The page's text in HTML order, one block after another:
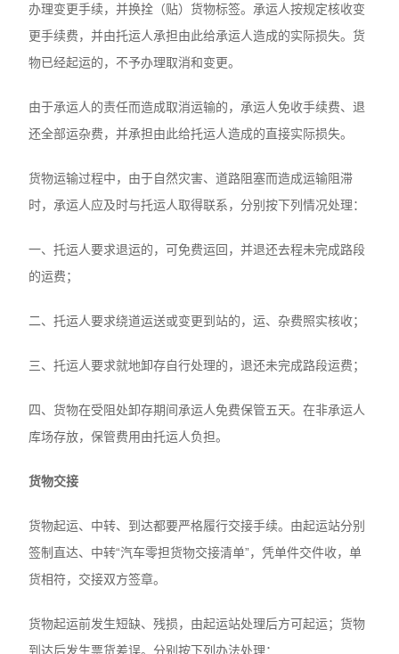
办理变更手续，并换拴（贴）货物标签。承运人按规定核收变
更手续费，并由托运人承担由此给承运人造成的实际损失。货
物已经起运的，不予办理取消和变更。
由于承运人的责任而造成取消运输的，承运人免收手续费、退
还全部运杂费，并承担由此给托运人造成的直接实际损失。
货物运输过程中，由于自然灾害、道路阻塞而造成运输阻滞
时，承运人应及时与托运人取得联系，分别按下列情况处理：
一、托运人要求退运的，可免费运回，并退还去程未完成路段
的运费；
二、托运人要求绕道运送或变更到站的，运、杂费照实核收；
三、托运人要求就地卸存自行处理的，退还未完成路段运费；
四、货物在受阻处卸存期间承运人免费保管五天。在非承运人
库场存放，保管费用由托运人负担。
货物交接
货物起运、中转、到达都要严格履行交接手续。由起运站分别
签制直达、中转“汽车零担货物交接清单”，凭单件交件收，单
货相符，交接双方签章。
货物起运前发生短缺、残损，由起运站处理后方可起运；货物
到达后发生票货差误。分别按下列办法处理：